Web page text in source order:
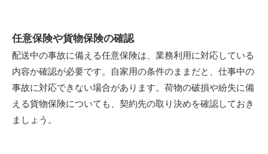
任意保険や貨物保険の確認
配送中の事故に備える任意保険は、業務利用に対応している
内容か確認が必要です。自家用の条件のままだと、仕事中の
事故に対応できない場合があります。荷物の破損や紛失に備
える貨物保険についても、契約先の取り決めを確認しておき
ましょう。